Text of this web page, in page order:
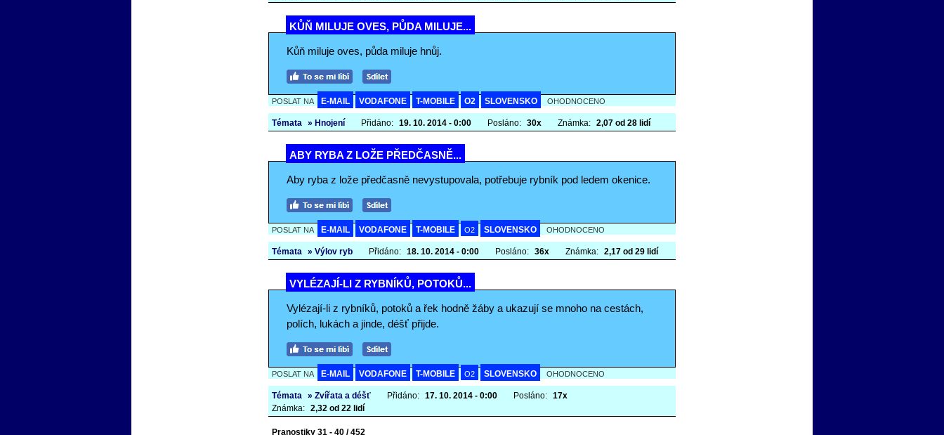
KŮŇ MILUJE OVES, PŮDA MILUJE...
Kůň miluje oves, půda miluje hnůj.
POSLAT NA E-MAIL VODAFONE T-MOBILE O2 SLOVENSKO OHODNOCENO
Témata » Hnojení Přidáno: 19. 10. 2014 - 0:00 Posláno: 30x Známka: 2,07 od 28 lidí
ABY RYBA Z LOŽE PŘEDČASNĚ...
Aby ryba z lože předčasně nevystupovala, potřebuje rybník pod ledem okenice.
POSLAT NA E-MAIL VODAFONE T-MOBILE O2 SLOVENSKO OHODNOCENO
Témata » Výlov ryb Přidáno: 18. 10. 2014 - 0:00 Posláno: 36x Známka: 2,17 od 29 lidí
VYLÉZAJÍ-LI Z RYBNÍKŮ, POTOKŮ...
Vylézají-li z rybníků, potoků a řek hodně žáby a ukazují se mnoho na cestách,
polích, lukách a jinde, déšť přijde.
POSLAT NA E-MAIL VODAFONE T-MOBILE O2 SLOVENSKO OHODNOCENO
Témata » Zvířata a déšť Přidáno: 17. 10. 2014 - 0:00 Posláno: 17x
Známka: 2,32 od 22 lidí
Pranostiky 31 - 40 / 452